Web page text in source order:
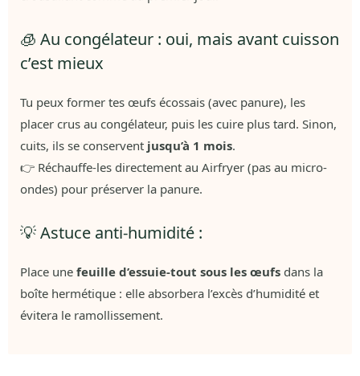
🧊 Au congélateur : oui, mais avant cuisson
c’est mieux
Tu peux former tes œufs écossais (avec panure), les
placer crus au congélateur, puis les cuire plus tard. Sinon,
cuits, ils se conservent jusqu’à 1 mois.
👉 Réchauffe-les directement au Airfryer (pas au micro-
ondes) pour préserver la panure.
💡 Astuce anti-humidité :
Place une feuille d’essuie-tout sous les œufs dans la
boîte hermétique : elle absorbera l’excès d’humidité et
évitera le ramollissement.